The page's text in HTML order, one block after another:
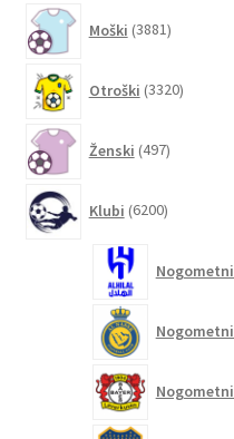
Moški 3881izdelkov
Otroški 3320izdelkov
Ženski 497izdelkov
Klubi 6200izdelkov